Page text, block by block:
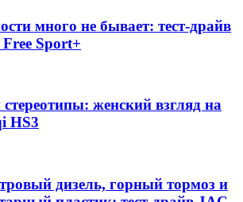
много не бывает: тест-драйв
Sport+
женский взгляд на
HS3
дизель, горный тормоз и